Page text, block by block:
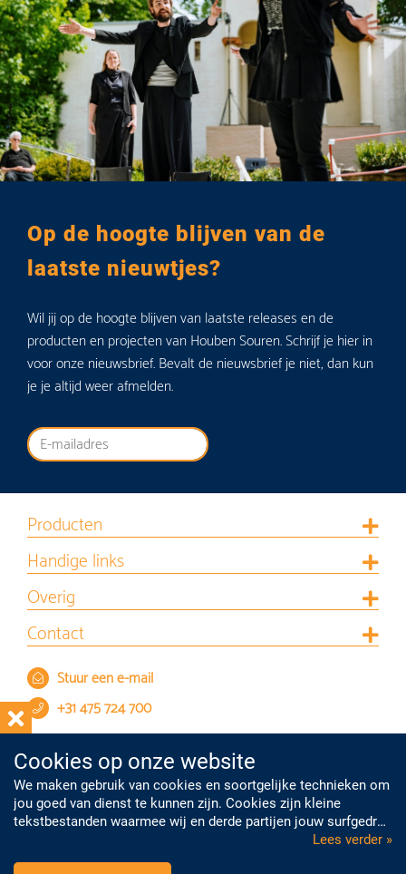
Op de hoogte blijven van de
laatste nieuwtjes?
Wil jij op de hoogte blijven van laatste releases en de
producten en projecten van Houben Souren. Schrijf je hier in
voor onze nieuwsbrief. Bevalt de nieuwsbrief je niet, dan kun
je je altijd weer afmelden.
Producten
Handige links
Overig
Contact
Stuur een e-mail
+31 475 724 700
Cookies op onze website
We maken gebruik van cookies en soortgelijke technieken om
jou goed van dienst te kunnen zijn. Cookies zijn kleine
tekstbestanden waarmee wij en derde partijen jouw surfgedrag
op onze website kunnen volgen. Met deze informatie kunnen
Lees verder »